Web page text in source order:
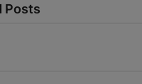
Posts